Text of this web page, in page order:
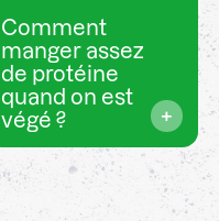
Comment
manger assez
de protéine
quand on est
végé ?